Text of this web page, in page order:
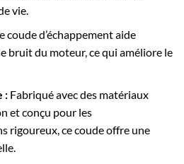
vie.
coude d’échappement aide
bruit du moteur, ce qui améliore le
:Fabriqué avec des matériaux
et conçu pour les
rigoureux, ce coude offre une